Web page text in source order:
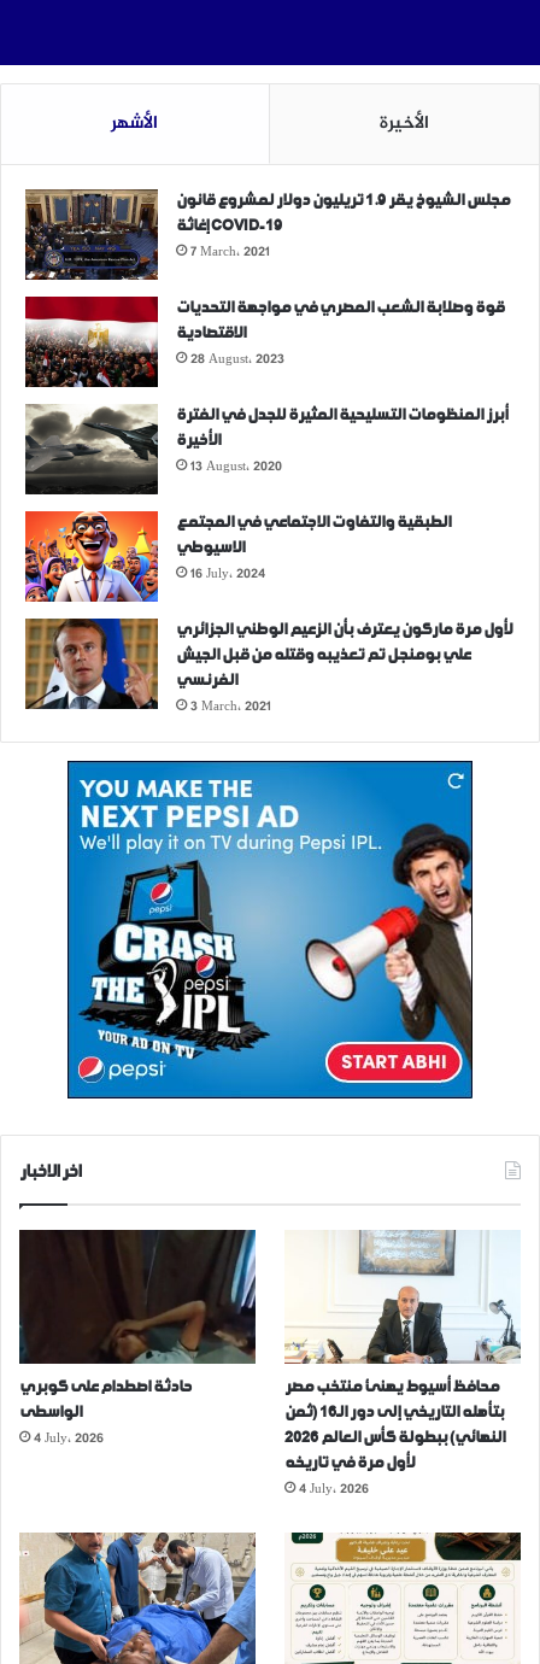
الأشهر الأخيرة
مجلس الشيوخ يقر 1.9 تريليون دولار لمشروع قانون
إغاثة COVID-19
7 March، 2021
قوة وصلابة الشعب المصري في مواجهة التحديات
الاقتصادية
28 August، 2023
أبرز المنظومات التسليحية المثيرة للجدل في الفترة
الأخيرة
13 August، 2020
الطبقية والتفاوت الاجتماعي في المجتمع
الاسيوطي
16 July، 2024
لأول مرة ماركون يعترف بأن الزعيم الوطني الجزائري
علي بومنجل تم تعذيبه وقتله من قبل الجيش
الفرنسي
3 March، 2021
اخر الاخبار
حادثة اصطدام على كوبري
الواسطى
4 July، 2026
محافظ أسيوط يهنئ منتخب مصر
بتأهله التاريخي إلى دور الـ16 (ثمن
النهائي) ببطولة كأس العالم 2026
لأول مرة في تاريخه
4 July، 2026